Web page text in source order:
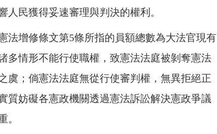
民獲得妥速審理與判決的權利。
法增修條文第5條所指的員額總數為大法官現有
多情形不能行使職權，致憲法法庭被剝奪憲法
虞；倘憲法法庭無從行使審判權，無異拒絕正
質妨礙各憲政機關透過憲法訴訟解決憲政爭議
。